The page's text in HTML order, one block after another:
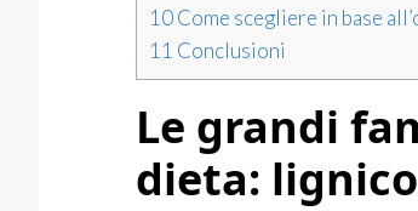
10Come scegliere in base
11 Conclusioni
Le grandi
dieta: